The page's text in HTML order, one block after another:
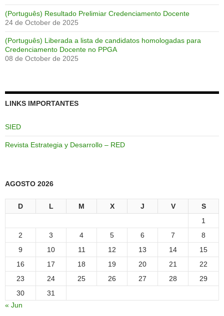
(Português) Resultado Prelimiar Credenciamento Docente
24 de October de 2025
(Português) Liberada a lista de candidatos homologadas para
Credenciamento Docente no PPGA
08 de October de 2025
LINKS IMPORTANTES
SIED
Revista Estrategia y Desarrollo – RED
AGOSTO 2026
D L M X J V
S
1
2
3 4 5 6 7
8
9
10 11 12 13 14
15
16
17 18 19 20 21
22
23
24 25 26 27 28
29
30
31
« Jun